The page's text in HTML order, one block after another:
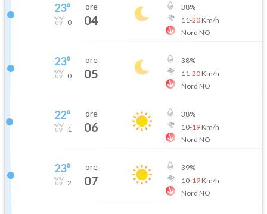
23°
0
ore
04
38%
11-20Km/h
Nord NO
23°
0
ore
05
38%
11-20Km/h
Nord NO
22°
1
ore
06
38%
10-19Km/h
Nord NO
23°
2
ore
07
39%
10-19Km/h
Nord NO